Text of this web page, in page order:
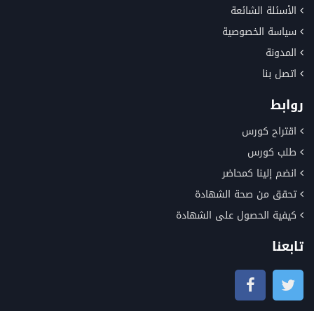
الأسئلة الشائعة
سياسة الخصوصية
المدونة
اتصل بنا
روابط
اقتراح كورس
طلب كورس
انضم إلينا كمحاضر
تحقق من صحة الشهادة
كيفية الحصول على الشهادة
تابعنا